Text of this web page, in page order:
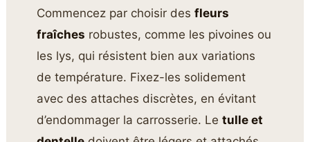
Commencez par choisir desfleurs
fraîches robustes, comme les pivoines ou
les lys, qui résistent bien aux variations
de température. Fixez-les solidement
avec des attaches discrètes, en évitant
d’endommager la carrosserie. Letulle et